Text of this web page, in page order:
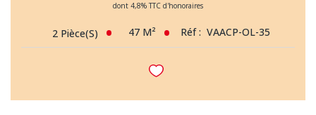
dont 4,8% TTC d'honoraires
2 Pièce(s) 47 M² Réf : VAACP-OL-35